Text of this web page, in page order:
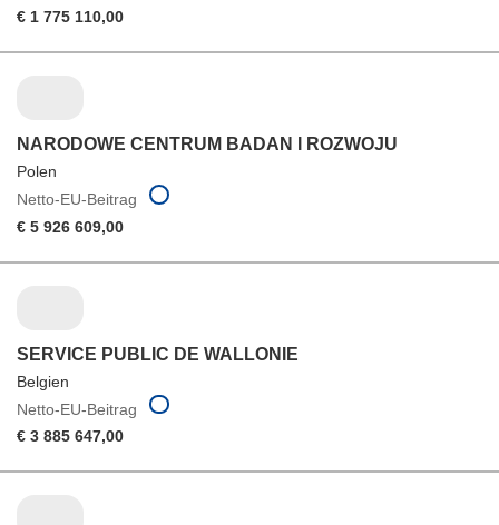
€ 1 775 110,00
NARODOWE CENTRUM BADAN I ROZWOJU
Polen
Netto-EU-Beitrag
€ 5 926 609,00
SERVICE PUBLIC DE WALLONIE
Belgien
Netto-EU-Beitrag
€ 3 885 647,00